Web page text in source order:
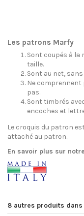
Les patrons Marfy
Sont coupés à la
taille.
Sont au net,
Ne
pas.
Sont timbrés
encoches et
Le croquis du patron
attaché au patron.
En savoir plus sur
8 autres produits